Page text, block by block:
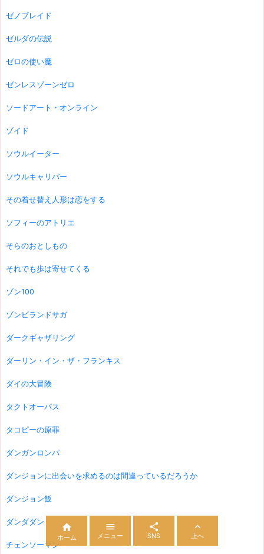
ゼノブレイド
ゼルダの伝説
ゼロの使い魔
ゼンレスゾーンゼロ
ソードアート・オンライン
ゾイド
ソウルイーター
ソウルキャリバー
その着せ替え人形は恋をする
ソフィーのアトリエ
そらのおとしもの
それでも歩は寄せてくる
ゾン100
ゾンビランドサガ
ダークギャザリング
ダーリン・イン・ザ・フランキス
ダイの大冒険
タクトオーパス
タコピーの原罪
ダンガンロンパ
ダンジョンに出会いを求めるのは間違っているだろうか
ダンジョン飯
ダンダダン
チェンソーマン

ホーム

メニュー

SNS

上へ